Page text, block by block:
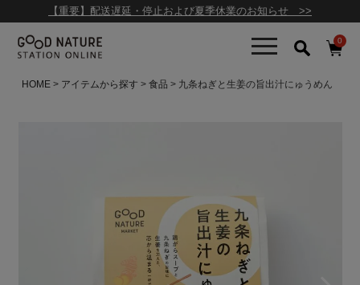
【重要】配送遅延・停止および夏季休業のお知らせ >>
0
HOME アイテムから探す 食品 九条ねぎと生姜の旨出汁にゅうめん